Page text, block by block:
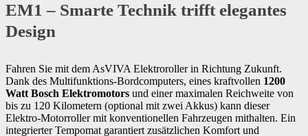
EM1 – Smarte Technik trifft elegantes
Design
Fahren Sie mit dem AsVIVA Elektroroller in Richtung Zukunft.
Dank des Multifunktions-Bordcomputers, eines kraftvollen 1200
Watt Bosch Elektromotors und einer maximalen Reichweite von
bis zu 120 Kilometern (optional mit zwei Akkus) kann dieser
Elektro-Motorroller mit konventionellen Fahrzeugen mithalten. Ein
integrierter Tempomat garantiert zusätzlichen Komfort und